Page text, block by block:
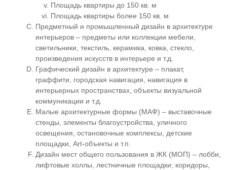
Площадь квартиры до 150 кв. м
Площадь квартиры более 150 кв. м
Предметный и промышленный дизайн в архитектуре
интерьеров – предметы или коллекции мебели,
светильники, текстиль, керамика, ковка, стекло,
произведения искусств в интерьере и т.д.
Графический дизайн в архитектуре – плакат,
граффити, городская навигация, навигация в
интерьерных пространствах, объекты визуальной
коммуникации и т.д.
Малые архитектурные формы (МАФ) – выставочные
стенды, элементы благоустройства, уличного
освещения, остановочные комплексы, детские
площадки, Art-объекты и т.п.
Дизайн мест общего пользования в ЖК (МОП) – лобби,
лифтовые холлы, лестничные площадки; коридоры,